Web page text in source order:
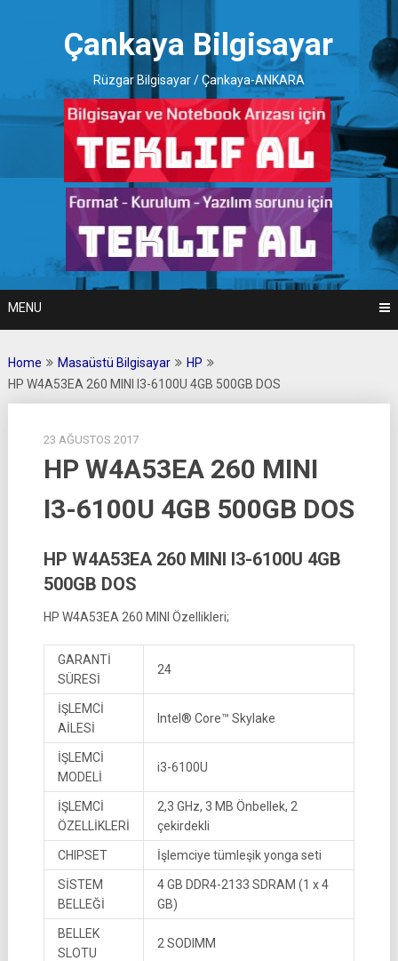
Çankaya Bilgisayar
Rüzgar Bilgisayar / Çankaya-ANKARA
MENU
Home Masaüstü Bilgisayar
HP
HP W4A53EA 260 MINI I3-6100U 4GB 500GB DOS
23 AĞUSTOS 2017
HP W4A53EA 260 MINI
I3-6100U 4GB 500GB DOS
HP W4A53EA 260 MINI I3-6100U 4GB
500GB DOS
HP W4A53EA 260 MINI Özellikleri;
GARANTİ
SÜRESİ
24
İŞLEMCİ
AİLESİ
Intel® Core™ Skylake
İŞLEMCİ
MODELİ
i3-6100U
İŞLEMCİ
ÖZELLİKLERİ
2,3 GHz, 3 MB Önbellek, 2
çekirdekli
CHIPSET İşlemciye tümleşik yonga seti
SİSTEM
BELLEĞİ
4 GB DDR4-2133 SDRAM (1 x 4
GB)
BELLEK
SLOTU
2 SODIMM